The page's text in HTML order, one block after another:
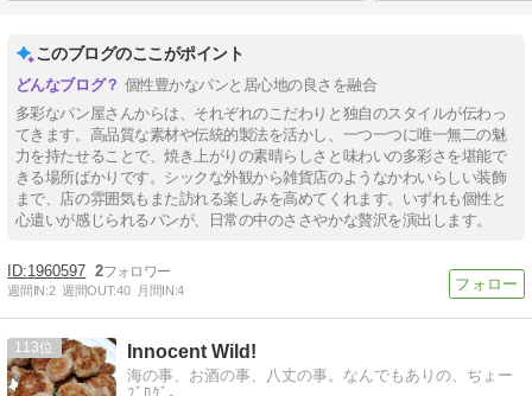
このブログのここがポイント
個性豊かなパンと居心地の良さを融合
多彩なパン屋さんからは、それぞれのこだわりと独自のスタイルが伝わっ
てきます。高品質な素材や伝統的製法を活かし、一つ一つに唯一無二の魅
力を持たせることで、焼き上がりの素晴らしさと味わいの多彩さを堪能で
きる場所ばかりです。シックな外観から雑貨店のようなかわいらしい装飾
まで、店の雰囲気もまた訪れる楽しみを高めてくれます。いずれも個性と
心遣いが感じられるパンが、日常の中のささやかな贅沢を演出します。
1960597 2
週間IN:2 週間OUT:40 月間IN:4
113 Innocent Wild!
海の事、お酒の事、八丈の事。なんでもありの、ぢょー